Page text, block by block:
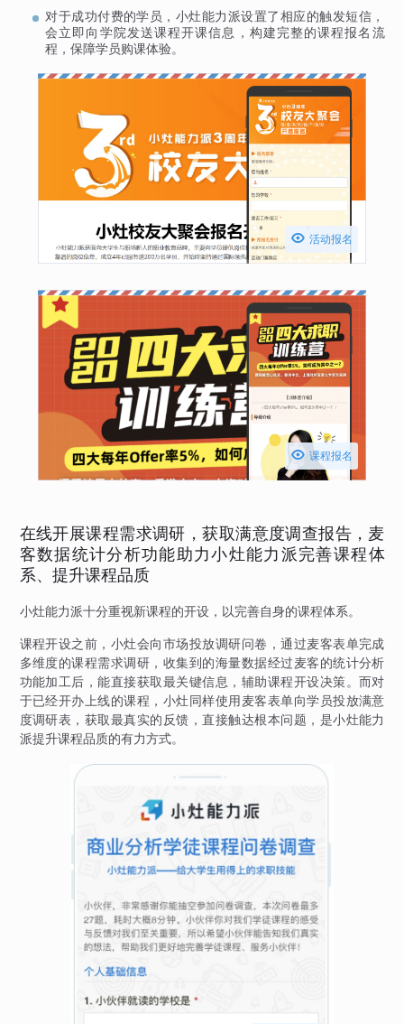
对于成功付费的学员，小灶能力派设置了相应的触发短信，
会立即向学院发送课程开课信息，构建完整的课程报名流
程，保障学员购课体验。
 活动报名
 课程报名
在线开展课程需求调研，获取满意度调查报告，麦
客数据统计分析功能助力小灶能力派完善课程体
系、提升课程品质
小灶能力派十分重视新课程的开设，以完善自身的课程体系。
课程开设之前，小灶会向市场投放调研问卷，通过麦客表单完成
多维度的课程需求调研，收集到的海量数据经过麦客的统计分析
功能加工后，能直接获取最关键信息，辅助课程开设决策。而对
于已经开办上线的课程，小灶同样使用麦客表单向学员投放满意
度调研表，获取最真实的反馈，直接触达根本问题，是小灶能力
派提升课程品质的有力方式。